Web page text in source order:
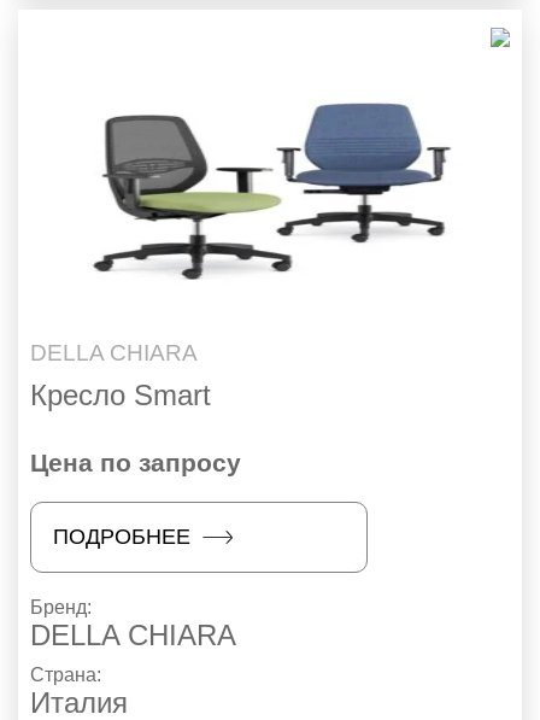
DELLA CHIARA
Кресло Smart
Цена по запросу
ПОДРОБНЕЕ
Бренд:
DELLA CHIARA
Страна:
Италия